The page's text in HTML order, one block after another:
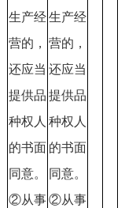
生产经
营的，
还应当
提供品
种权人
的书面
同意。
②从事
生产经
营的，
还应当
提供品
种权人
的书面
同意。
②从事